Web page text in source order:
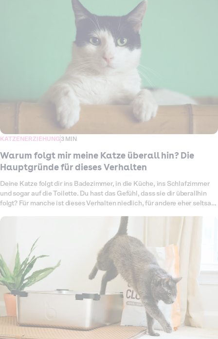
KATZENERZIEHUNG 3 MIN
Warum folgt mir meine Katze überall hin? Die
Hauptgründe für dieses Verhalten
Deine Katze folgt dir ins Badezimmer, in die Küche, ins Schlafzimmer
und sogar auf die Toilette. Du hast das Gefühl, dass sie dir überallhin
folgt? Für manche ist dieses Verhalten niedlich, für andere eher seltsam
Manchmal steckt aber auch Unsicherheit, Langeweile oder ein
Bedürfnis nach Aufmerksamkeit dahinter. Hier erfährst du, warum
deine Katze dir ständig hinterherläuft und wie du damit umgehen
kannst.